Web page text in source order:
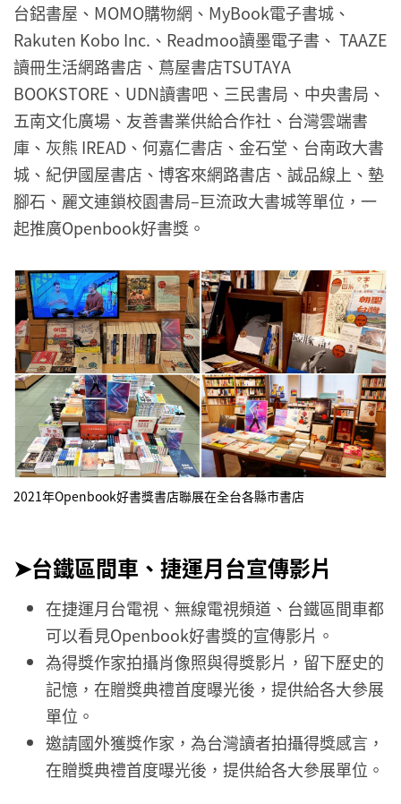
台鋁書屋、MOMO購物網、MyBook電子書城、
Rakuten Kobo Inc.、Readmoo讀墨電子書、 TAAZE
讀冊生活網路書店、蔦屋書店TSUTAYA
BOOKSTORE、UDN讀書吧、三民書局、中央書局、
五南文化廣場、友善書業供給合作社、台灣雲端書
庫、灰熊 IREAD、何嘉仁書店、金石堂、台南政大書
城、紀伊國屋書店、博客來網路書店、誠品線上、墊
腳石、麗文連鎖校園書局–巨流政大書城等單位，一
起推廣Openbook好書獎。
2021年Openbook好書獎書店聯展在全台各縣市書店
➤台鐵區間車、捷運月台宣傳影片
在捷運月台電視、無線電視頻道、台鐵區間車都
可以看見Openbook好書獎的宣傳影片。
為得獎作家拍攝肖像照與得獎影片，留下歷史的
記憶，在贈獎典禮首度曝光後，提供給各大參展
單位。
邀請國外獲獎作家，為台灣讀者拍攝得獎感言，
在贈獎典禮首度曝光後，提供給各大參展單位。